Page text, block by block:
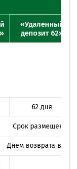
«Удаленный
депозит 62»
62 дня
Срок размещения
Днем возврата